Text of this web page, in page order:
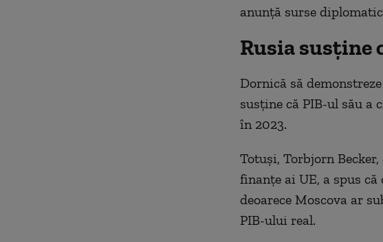
anunţă surse
Rusia susține
Dornică să
susține că PIB-ul său a
în 2023.
Totuși, Torbjorn
finanțe ai UE, a spus
deoarece Moscova ar
PIB-ului real.